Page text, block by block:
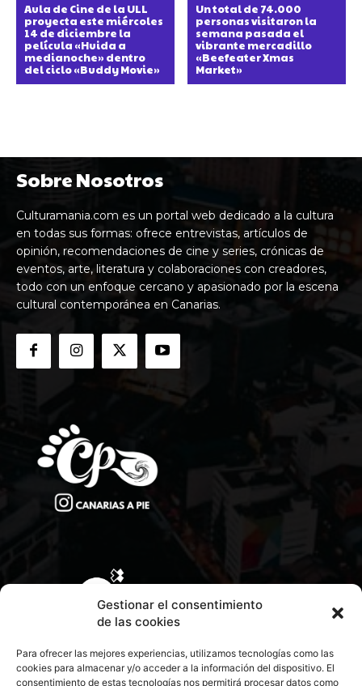
Gestionar el consentimiento
de las cookies
Para ofrecer las mejores experiencias, utilizamos tecnologías como las
cookies para almacenar y/o acceder a la información del dispositivo. El
consentimiento de estas tecnologías nos permitirá procesar datos como
Aula de Cine de la ULL
proyecta este miércoles
14 de diciembre la
película «Huida a
medianoche» dentro
del ciclo «Buddy Movie»
Un total de 74.000
personas visitaron la
semana pasada el
vibrante mercadillo
«Beefeater Xmas
Market»
Sobre Nosotros
Culturamania.com es un portal web dedicado a la cultura
en todas sus formas: ofrece entrevistas, artículos de
opinión, recomendaciones de cine y series, crónicas de
eventos, arte, literatura y colaboraciones con creadores,
todo con un enfoque cercano y apasionado por la escena
cultural contemporánea en Canarias.